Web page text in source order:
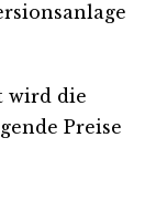
wird die
Preise